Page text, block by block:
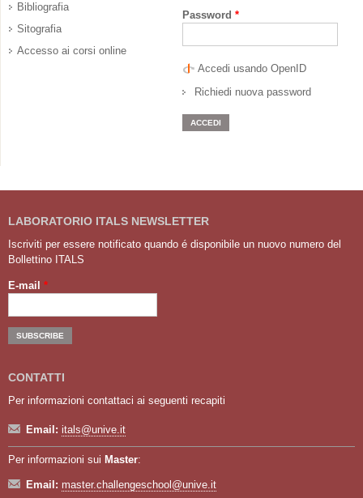
Bibliografia
Sitografia
Accesso ai corsi online
Password *
Accedi usando OpenID
Richiedi nuova password
LABORATORIO ITALS NEWSLETTER
Iscriviti per essere notificato quando é disponibile un nuovo numero del
Bollettino ITALS
E-mail *
CONTATTI
Per informazioni contattaci ai seguenti recapiti
Email: itals@unive.it
Per informazioni sui Master:
Email: master.challengeschool@unive.it